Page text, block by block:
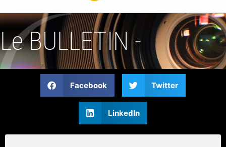
Le BULLETIN -
Facebook Twitter
LinkedIn